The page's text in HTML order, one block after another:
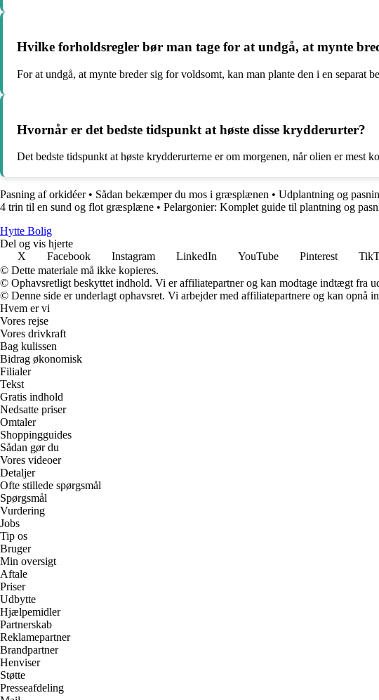
Hvilke forholdsregler bør man tage for at undgå, at mynte
For at undgå, at mynte breder sig for voldsomt, kan man plante den i en
Hvornår er det bedste tidspunkt at høste disse krydderurter?
Det bedste tidspunkt at høste krydderurterne er om morgenen, når olien er mest
Pasning af orkidéer• Sådan bekæmper du mos i græsplænen • Udplantning og
4 trin til en sund og flot græsplæne • Pelargonier: Komplet guide til plantning og
Hytte Bolig
Del og vis hjerte
X
Facebook Instagram LinkedIn YouTube Pinterest
© Dette materiale må ikke kopieres.
© Ophavsretligt beskyttet indhold. Vi er affiliatepartner og kan modtage indtægt fra
© Denne side er underlagt ophavsret. Vi arbejder med affiliatepartnere og kan
Hvem er vi
Vores rejse
Vores drivkraft
Bag kulissen
Bidrag økonomisk
Filialer
Tekst
Gratis indhold
Nedsatte priser
Omtaler
Shoppingguides
Sådan gør du
Vores videoer
Detaljer
Ofte stillede spørgsmål
Spørgsmål
Vurdering
Jobs
Tip os
Bruger
Min oversigt
Aftale
Priser
Udbytte
Hjælpemidler
Partnerskab
Reklamepartner
Brandpartner
Henviser
Støtte
Presseafdeling